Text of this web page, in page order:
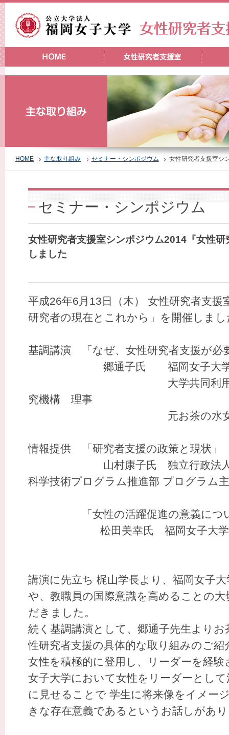
HOME 主な取り組み セミナー・シンポジウム 女性研究者支援室シ
セミナー・シンポジウム
女性研究者支援室シンポジウム2014『女性
しました
平成26年6月13日（木） 女性研究者支
研究者の現在とこれから」を開催しまし
基調講演 「なぜ、女性研究者支援が必
郷通子氏 福岡女子大学
大学共同利用機関法人
究機構 理事
元お茶の水女子
情報提供 「研究者支援の政策と現状」
山村康子氏 独立行政法人科学
科学技術プログラム推進部 プログラム
「女性の活躍促進の意義につ
松田美幸氏 福岡女子大学
講演に先立ち 梶山学長より、福岡女子
や、教職員の国際意識を高めることの
だきました。
続く基調講演として、郷通子先生より
性研究者支援の具体的な取り組みのご
女性を積極的に登用し、リーダーを経
女子大学において女性をリーダーとし
に見せることで 学生に将来像をイメー
きな存在意義であるというお話しがあ